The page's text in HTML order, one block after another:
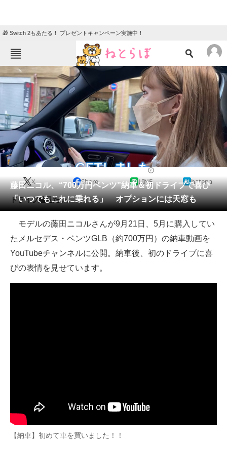
🎁 Switch 2もあたる！ プレゼントキャンペーン実施中！
ねとらぼメニュー
TOP ニュース
エンタメ クイズ
グルメ
住まい 教育・育児
動物 リサーチ
会員記事
メディア
注目記事を集めた総合ページ
ITの今と未来を見通す
スマホと通信の最新トレンド
経営リーダーのコミュニティ
マーケ×ITの今がよく分かる
藤田ニコル、“700万円ベンツ”納車＆初ドライブで喜び
「いつでもこれに乗れる」 オプションには天窓も
X Share LINE hatena
ドライブ編見たい。
モデルの藤田ニコルさんが9月21日、5月に購入してい
たメルセデス・ベンツGLB（約700万円）の納車動画を
YouTubeチャンネルに公開。納車後、初のドライブに喜
びの表情を見せています。
【納車】初めて車を買いました！！